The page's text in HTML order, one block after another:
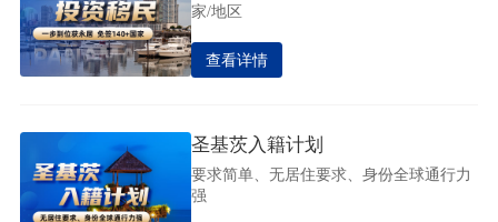
家/地区
查看详情
圣基茨入籍计划
要求简单、无居住要求、身份全球通行力
强